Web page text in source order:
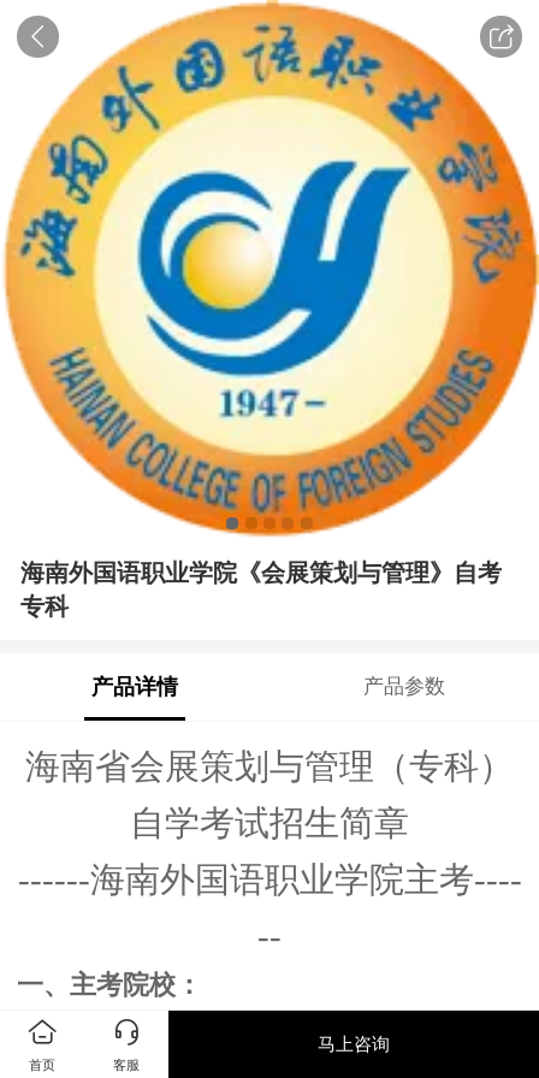
海南外国语职业学院《会展策划与管理》自考
专科
产品详情 产品参数
海南省会展策划与管理 （专科）
自学考试招生简章
------海南外国语职业学院主考----
--
一、主考院校 ：
海南外国语职业学院是经教育部批准设
立的全国唯一公办全日制外语类高职院校，
首页 客服
马上咨询